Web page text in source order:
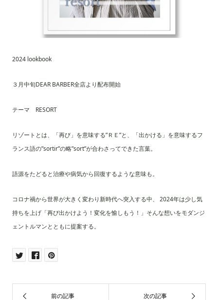
2024 lookbook
３月中旬DEAR BARBER全店より配布開始
テーマ RESORT
リゾートとは、「再び」を意味する”ＲＥ”と、「出かける」を意味するフ
ランス語の”sortir”の略”sort”が合わさってできた言葉。
語源をたどると治療や病気から回復するような意味も。
コロナ禍から世界が大きく変わり新時代へ突入する中、 2024年は少し気
持ちを上げ「再び出かけよう！変化を愉しもう！」そんな想いをモダンジ
ェントルマンとともに提案する。